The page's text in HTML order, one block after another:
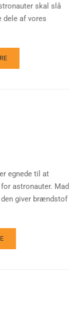
skal slå
dele af vores
egnede til at
astronauter. Mad
giver brændstof